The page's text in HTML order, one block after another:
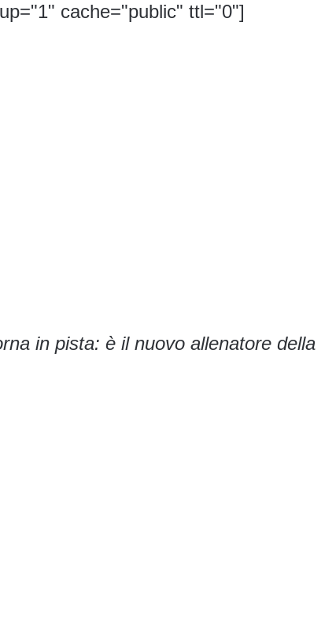
cache="public" ttl="0"]
in pista: è il nuovo allenatore della